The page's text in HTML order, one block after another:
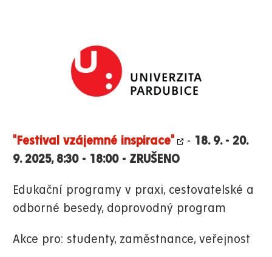
"Festival vzájemné inspirace" - 18. 9. - 20.
9. 2025, 8:30 - 18:00 - ZRUŠENO
Edukační programy v praxi, cestovatelské a
odborné besedy, doprovodný program
Akce pro: studenty, zaměstnance, veřejnost